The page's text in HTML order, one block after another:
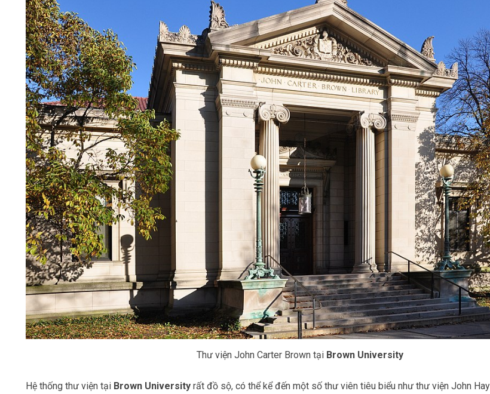
Thư viện John Carter Brown tại Brown University
Hệ thống thư viện tại Brown University rất đồ sộ, có thể kể đến một số thư viên tiêu biểu như thư viện John